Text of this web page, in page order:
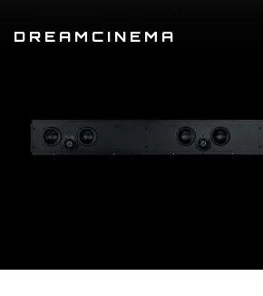
DREAMCINEMA